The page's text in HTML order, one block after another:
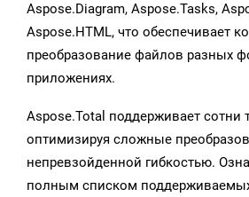
Aspose.Diagram, Aspose.Tasks,
Aspose.HTML, что обеспечивает
преобразование файлов разных
приложениях.
Aspose.Total поддерживает сотни
оптимизируя сложные
непревзойденной гибкостью.
полным списком